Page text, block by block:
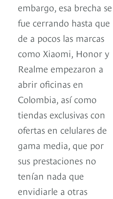
embargo, esa brecha se
fue cerrando hasta que
de a pocos las marcas
como Xiaomi, Honor y
Realme empezaron a
abrir oficinas en
Colombia, así como
tiendas exclusivas con
ofertas en celulares de
gama media, que por
sus prestaciones no
tenían nada que
envidiarle a otras